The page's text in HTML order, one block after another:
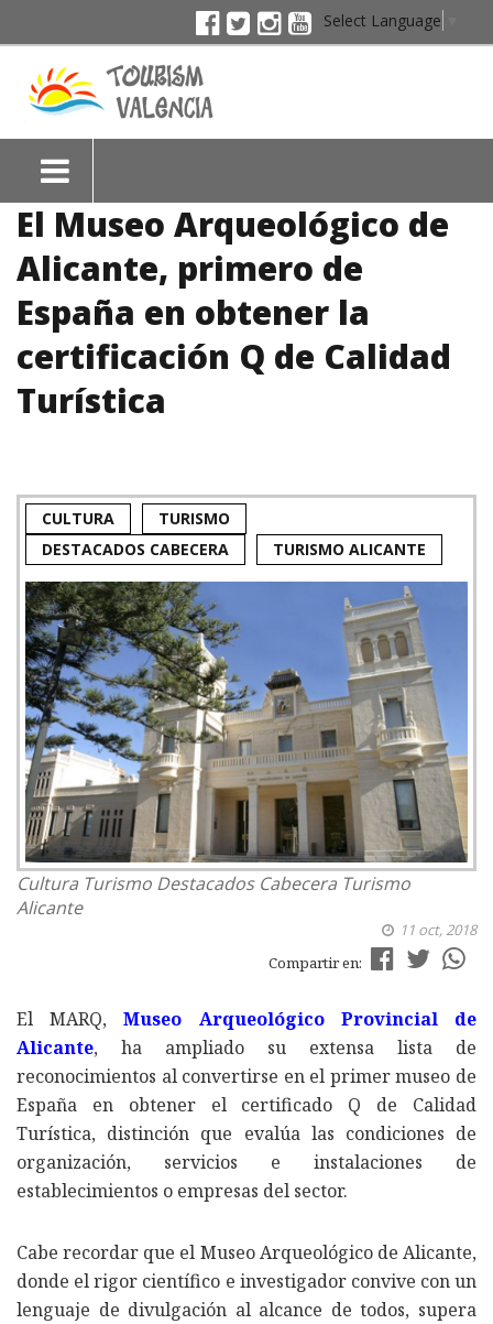
Select Language
El Museo Arqueológico de
Alicante, primero de
España en obtener la
certificación Q de Calidad
Turística
CULTURA
TURISMO
DESTACADOS CABECERA
TURISMO ALICANTE
Cultura Turismo Destacados Cabecera Turismo
Alicante
11 oct, 2018
Compartir en:
El MARQ,Museo Arqueológico Provincial de
Alicante, ha ampliado su extensa lista de
reconocimientos al convertirse en el primer museo de
España en obtener el certificado Q de Calidad
Turística, distinción que evalúa las condiciones de
organización, servicios e instalaciones de
establecimientos o empresas del sector.
Cabe recordar que el Museo Arqueológico de Alicante,
donde el rigor científico e investigador convive con un
lenguaje de divulgación al alcance de todos, supera